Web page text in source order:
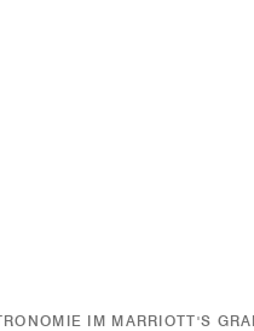
IM MARRIOTT'S